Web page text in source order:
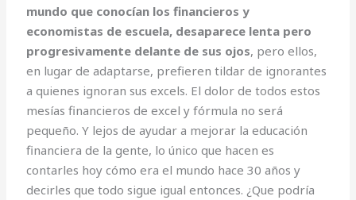
mundo que conocían los financieros y
economistas de escuela, desaparece lenta pero
progresivamente delante de sus ojos, pero ellos,
en lugar de adaptarse, prefieren tildar de ignorantes
a quienes ignoran sus excels. El dolor de todos estos
mesías financieros de excel y fórmula no será
pequeño. Y lejos de ayudar a mejorar la educación
financiera de la gente, lo único que hacen es
contarles hoy cómo era el mundo hace 30 años y
decirles que todo sigue igual entonces. ¿Que podría